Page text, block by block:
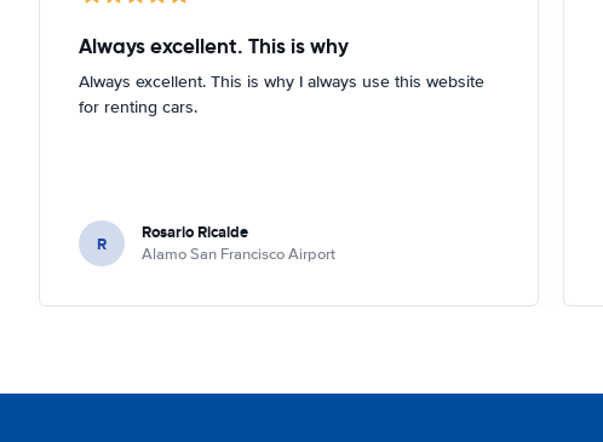
Always excellent. This is why
Always excellent. This is why I always use this website
for renting cars.
R Rosario Ricalde
Alamo San Francisco Airport